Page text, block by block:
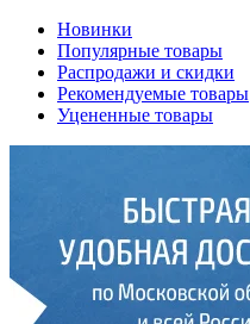
Новинки
Популярные товары
Распродажи и скидки
Рекомендуемые товары
Уцененные товары